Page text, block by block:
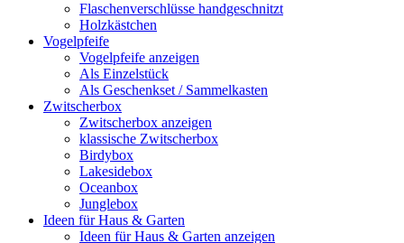
Flaschenverschlüsse handgeschnitzt
Holzkästchen
Vogelpfeife
Vogelpfeife anzeigen
Als Einzelstück
Als Geschenkset / Sammelkasten
Zwitscherbox
Zwitscherbox anzeigen
klassische Zwitscherbox
Birdybox
Lakesidebox
Oceanbox
Junglebox
Ideen für Haus & Garten
Ideen für Haus & Garten anzeigen